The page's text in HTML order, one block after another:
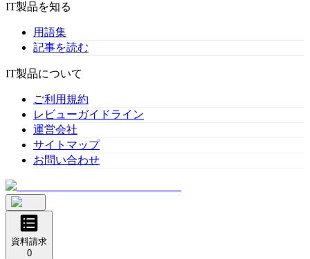
IT製品を知る
用語集
記事を読む
IT製品について
ご利用規約
レビューガイドライン
運営会社
サイトマップ
お問い合わせ
資料請求
0